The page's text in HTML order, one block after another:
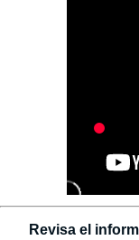
Revisa el